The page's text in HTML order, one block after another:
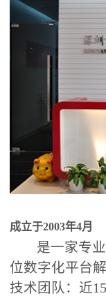
成立于2003年4月
是一家专
位数字化平台
技术团队：近